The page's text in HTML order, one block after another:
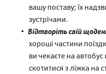
вашу поставу; їх
зустрічами.
Відтворіть свій
хороші частини
ви чекаєте на
скотитися з ліжка на